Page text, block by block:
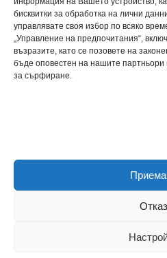
бисквитки за обработка на лични
управлявате своя избор по всяко
„Управление на предпочитания“,
възразите, като се позовете на
бъде оповестен на нашите
за сърфиране.
Отказ
关于我
Политика за
WordPress